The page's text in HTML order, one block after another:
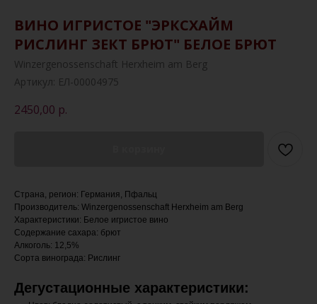
ВИНО ИГРИСТОЕ "ЭРКСХАЙМ
РИСЛИНГ ЗЕКТ БРЮТ" БЕЛОЕ БРЮТ
Winzergenossenschaft Herxheim am Berg
Артикул: ЕЛ-00004975
2450,00 р.
Страна, регион: Германия, Пфальц
Производитель: Winzergenossenschaft Herxheim am Berg
Характеристики: Белое игристое вино
Содержание сахара: брют
Алкоголь: 12,5%
Сорта винограда: Рислинг
Дегустационные характеристики: